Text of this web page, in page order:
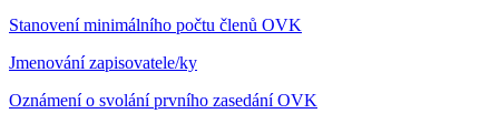
Stanovení minimálního počtu členů OVK
Jmenování zapisovatele/ky
Oznámení o svolání prvního zasedání OVK